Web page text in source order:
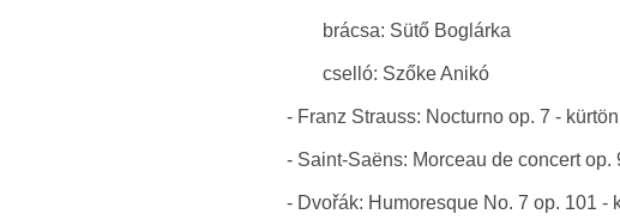
brácsa: Sütő Boglárka
cselló: Szőke Anikó
- Franz Strauss: Nocturno op. 7 -
- Saint-Saëns: Morceau de concert
- Dvořák: Humoresque No. 7 op. 101 -